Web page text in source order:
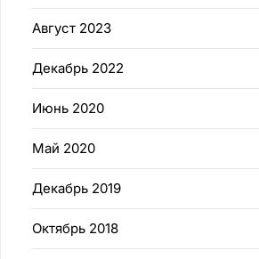
Август 2023
Декабрь 2022
Июнь 2020
Май 2020
Декабрь 2019
Октябрь 2018